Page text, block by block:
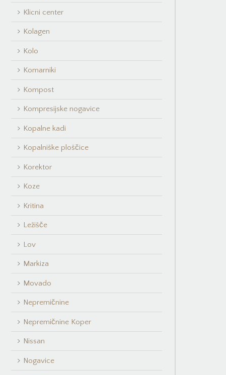
Klicni center
Kolagen
Kolo
Komarniki
Kompost
Kompresijske nogavice
Kopalne kadi
Kopalniške ploščice
Korektor
Koze
Kritina
Ležišče
Lov
Markiza
Movado
Nepremičnine
Nepremičnine Koper
Nissan
Nogavice